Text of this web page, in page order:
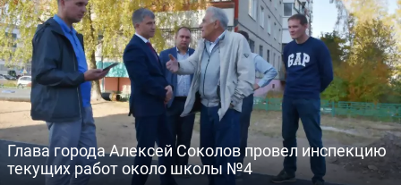
Глава города Алексей Соколов провел инспекцию
текущих работ около школы №4